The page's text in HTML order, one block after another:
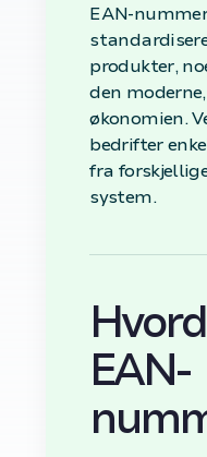
EAN-
produkter,
den
økonomien.
bedrifter
fra
system.
EAN-